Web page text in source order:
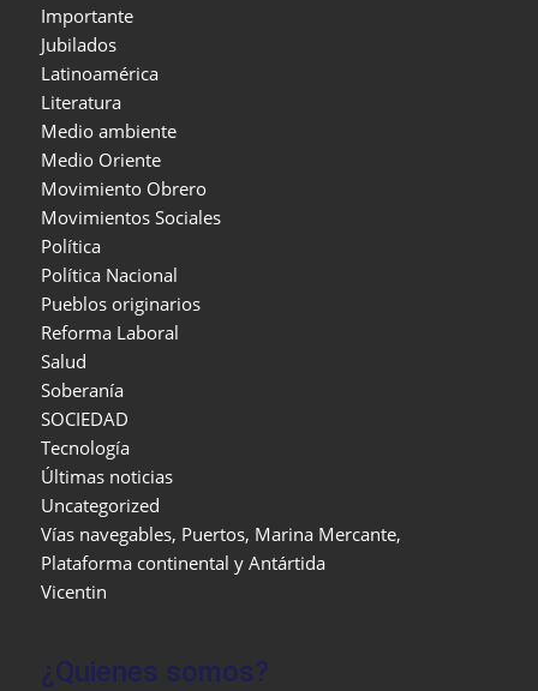
Importante
Jubilados
Latinoamérica
Literatura
Medio ambiente
Medio Oriente
Movimiento Obrero
Movimientos Sociales
Política
Política Nacional
Pueblos originarios
Reforma Laboral
Salud
Soberanía
SOCIEDAD
Tecnología
Últimas noticias
Uncategorized
Vías navegables, Puertos, Marina Mercante,
Plataforma continental y Antártida
Vicentin
¿Quienes somos?